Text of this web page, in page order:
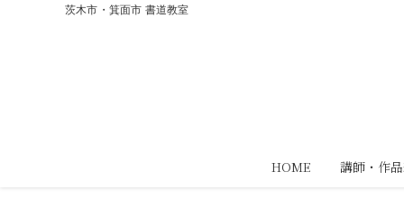
茨木市・箕面市 書道教室
HOME 講師・作